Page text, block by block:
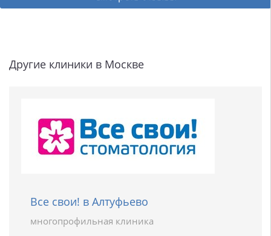
Другие клиники в Москве
Все свои! в Алтуфьево
многопрофильная клиника